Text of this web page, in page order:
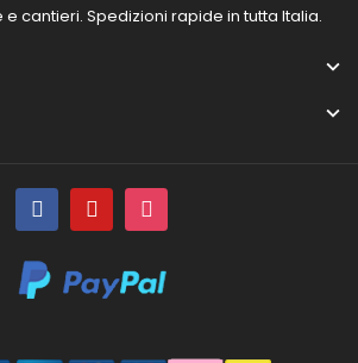
cantieri. Spedizioni rapide in tutta Italia.